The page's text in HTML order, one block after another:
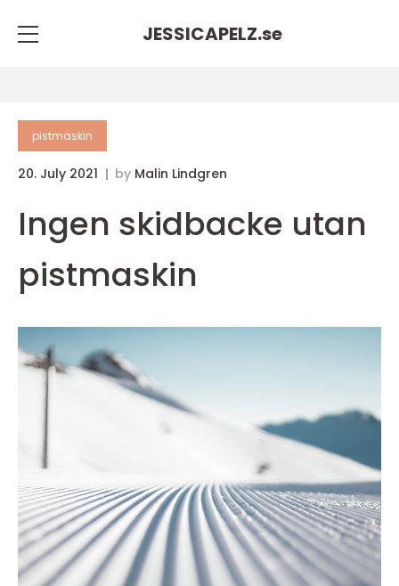
JESSICAPELZ.se
pistmaskin
20. July 2021 by Malin Lindgren
Ingen skidbacke utan
pistmaskin